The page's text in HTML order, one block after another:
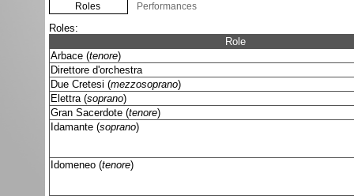
Roles Performances
Roles:
Role
Arbace (tenore)
Direttore d'orchestra
Due Cretesi (mezzosoprano)
Elettra (soprano)
Gran Sacerdote (tenore)
Idamante (soprano)
Idomeneo (tenore)